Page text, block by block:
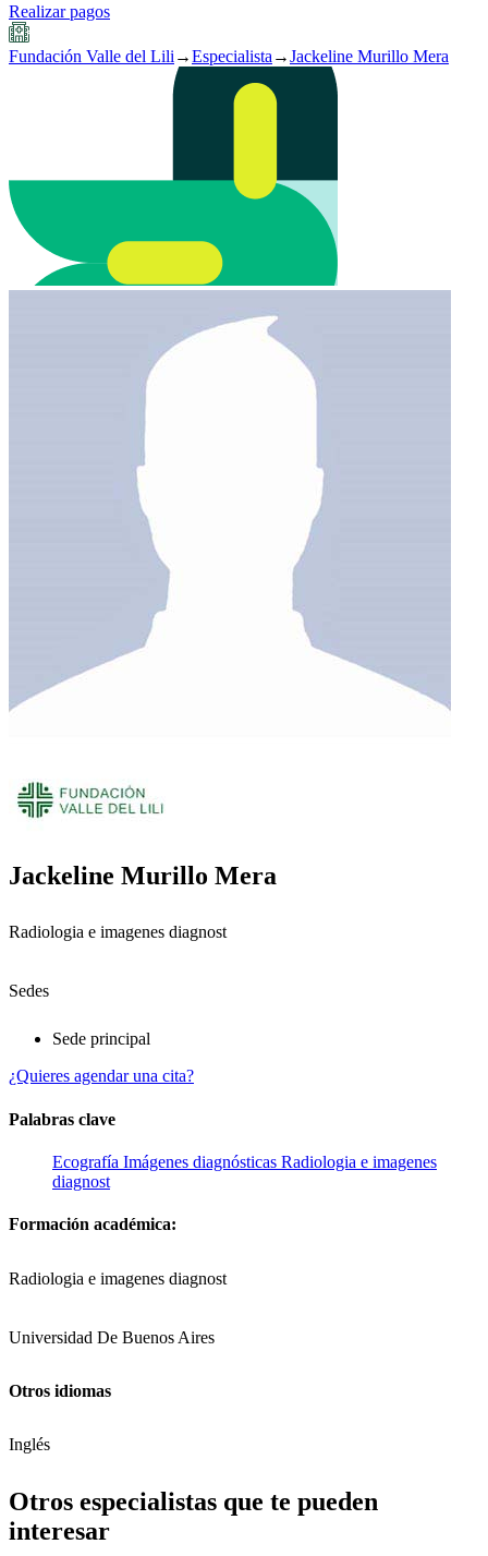
Realizar pagos
Fundación Valle del Lili →Especialista →Jackeline Murillo Mera
Jackeline Murillo Mera
Radiologia e imagenes diagnost
Sedes
Sede principal
¿Quieres agendar una cita?
Palabras clave
Ecografía Imágenes diagnósticas Radiologia e imagenes
diagnost
Formación académica:
Radiologia e imagenes diagnost
Universidad De Buenos Aires
Otros idiomas
Inglés
Otros especialistas que te pueden
interesar